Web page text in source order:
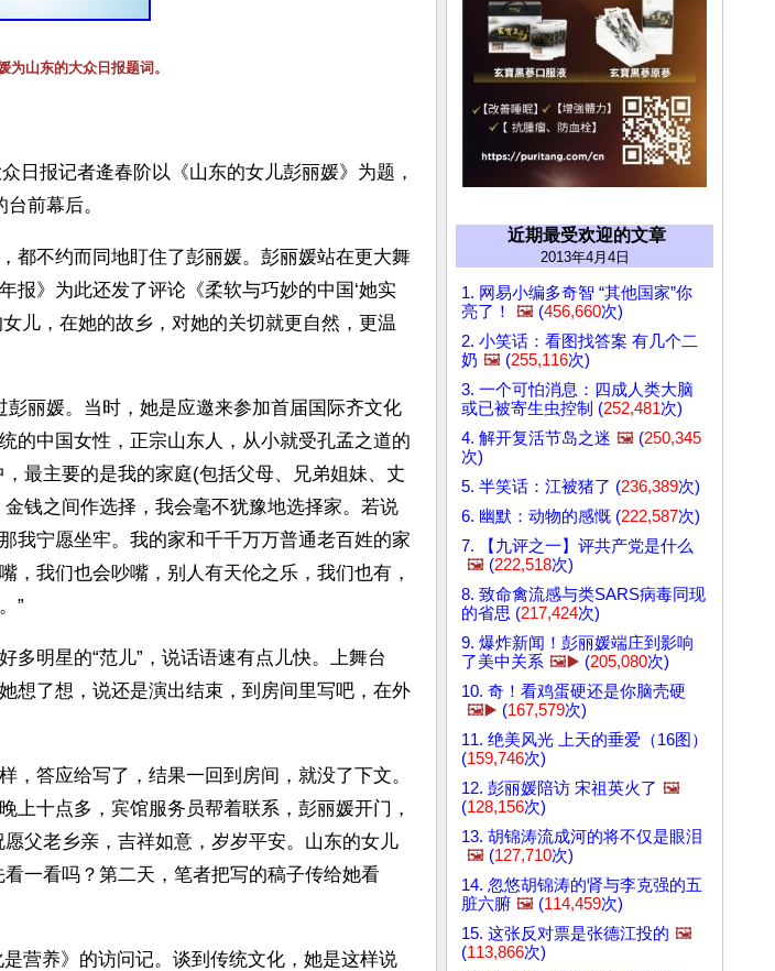
为山东的大众日报题词。
日报记者逄春阶以《山东的女儿彭丽媛》为题，
前幕后。
都不约而同地盯住了彭丽媛。彭丽媛站在更大舞
报》为此还发了评论《柔软与巧妙的中国‘她实
儿，在她的故乡，对她的关切就更自然，更温
丽媛。当时，她是应邀来参加首届国际齐文化
的中国女性，正宗山东人，从小就受孔孟之道的
最主要的是我的家庭(包括父母、兄弟姐妹、丈
钱之间作选择，我会毫不犹豫地选择家。若说
我宁愿坐牢。我的家和千千万万普通老百姓的家
，我们也会吵嘴，别人有天伦之乐，我们也有，
”
多明星的“范儿”，说话语速有点儿快。上舞台
想了想，说还是演出结束，到房间里写吧，在外
，答应给写了，结果一回到房间，就没了下文。
上十点多，宾馆服务员帮着联系，彭丽媛开门，
父老乡亲，吉祥如意，岁岁平安。山东的女儿
一看吗？第二天，笔者把写的稿子传给她看
营养》的访问记。谈到传统文化，她是这样说
近期最受欢迎的文章
2013年4月4日
1. 网易小编多奇智 “其他国家”你
亮了！
🖼️ (456,660次)
2. 小笑话：看图找答案 有几个二
奶 🖼️ (255,116次)
3. 一个可怕消息：四成人类大脑
或已被寄生虫控制 (252,481次)
4. 解开复活节岛之迷 🖼️ (250,345
次)
5. 半笑话：江被猪了 (236,389次)
6. 幽默：动物的感慨 (222,587次)
7. 【九评之一】评共产党是什么
🖼️ (222,518次)
8. 致命禽流感与类SARS病毒同现
的省思 (217,424次)
9. 爆炸新闻！彭丽媛端庄到影响
了美中关系 🖼️▶️ (205,080次)
10. 奇！看鸡蛋硬还是你脑壳硬
🖼️▶️ (167,579次)
11. 绝美风光 上天的垂爱（16图）
(159,746次)
12. 彭丽媛陪访 宋祖英火了 🖼️
(128,156次)
13. 胡锦涛流成河的将不仅是眼泪
🖼️ (127,710次)
14. 忽悠胡锦涛的肾与李克强的五
脏六腑 🖼️ (114,459次)
15. 这张反对票是张德江投的 🖼️
(113,866次)